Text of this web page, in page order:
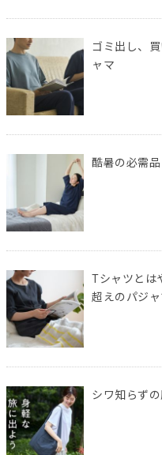
ゴミ出し、
ャマ
酷暑の必需
Tシャツとは
超えのパジャ
シワ知らず